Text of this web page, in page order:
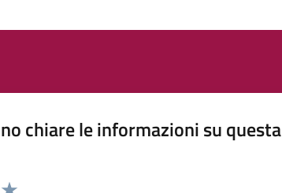
chiare le informazioni su questa
la pagina